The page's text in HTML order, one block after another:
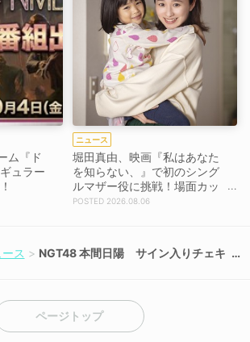
ム『ド
ュラー
ニュース
堀田真由、映画『私はあなた
を知らない、』で初のシング
ルマザー役に挑戦！場面カッ
トを解禁！【コメントあり】
2026.08.06
ス
NGT48 本間日陽 サイン入りチェキ
ページトップ